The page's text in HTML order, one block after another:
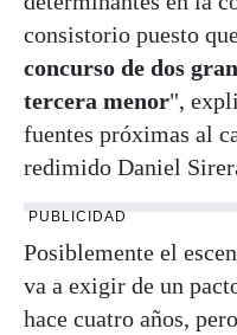
consistorio puesto
concurso de dos
tercera menor",
fuentes próximas al
redimido Daniel
PUBLICIDAD
Posiblemente el
va a exigir de un
hace cuatro años,